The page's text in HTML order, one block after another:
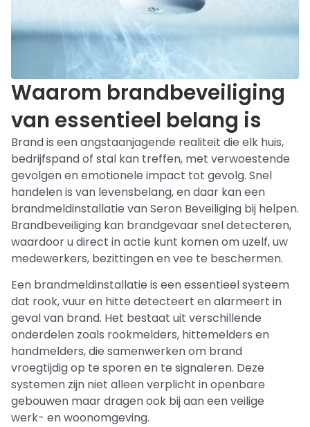
Waarom brandbeveiliging
van essentieel belang is
Brand is een angstaanjagende realiteit die elk huis,
bedrijfspand of stal kan treffen, met verwoestende
gevolgen en emotionele impact tot gevolg. Snel
handelen is van levensbelang, en daar kan een
brandmeldinstallatie van Seron Beveiliging bij helpen.
Brandbeveiliging kan brandgevaar snel detecteren,
waardoor u direct in actie kunt komen om uzelf, uw
medewerkers, bezittingen en vee te beschermen.
Een brandmeldinstallatie is een essentieel systeem
dat rook, vuur en hitte detecteert en alarmeert in
geval van brand. Het bestaat uit verschillende
onderdelen zoals rookmelders, hittemelders en
handmelders, die samenwerken om brand
vroegtijdig op te sporen en te signaleren. Deze
systemen zijn niet alleen verplicht in openbare
gebouwen maar dragen ook bij aan een veilige
werk- en woonomgeving.